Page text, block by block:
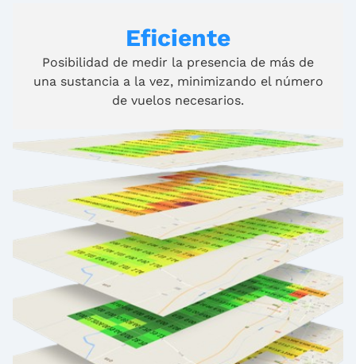
Eficiente
Posibilidad de medir la presencia de más de
una sustancia a la vez, minimizando el número
de vuelos necesarios.